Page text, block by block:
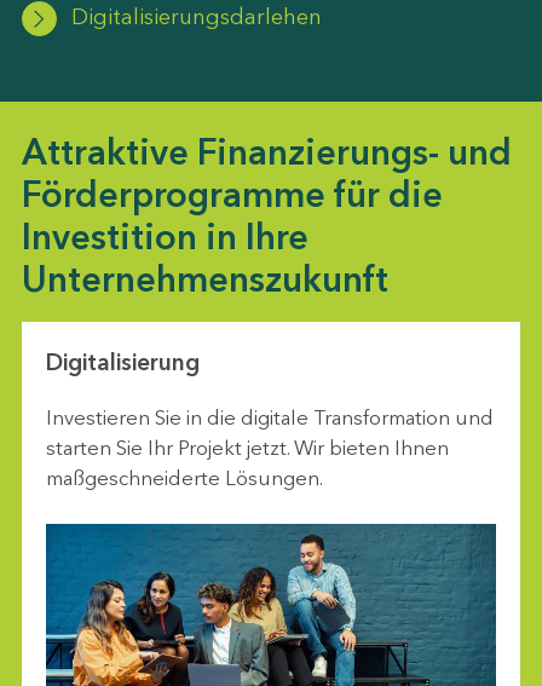
Digitalisierungsdarlehen
Attraktive Finanzierungs- und
Förderprogramme für die
Investition in Ihre
Unternehmenszukunft
Digitalisierung
Investieren Sie in die digitale Transformation und
starten Sie Ihr Projekt jetzt. Wir bieten Ihnen
maßgeschneiderte Lösungen.